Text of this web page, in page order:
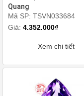
Quang
Mã SP: TSVN033684
Giá: 4.352.000₫
Xem chi tiết